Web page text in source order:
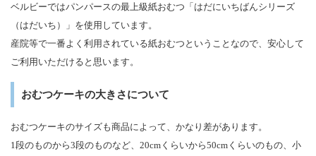
ベルビーではパンパースの最上級紙おむつ「はだにいちばんシリーズ
（はだいち）」を使用しています。
産院等で一番よく利用されている紙おむつということなので、安心して
ご利用いただけると思います。
おむつケーキの大きさについて
おむつケーキのサイズも商品によって、かなり差があります。
1段のものから3段のものなど、20cmくらいから50cmくらいのもの、小